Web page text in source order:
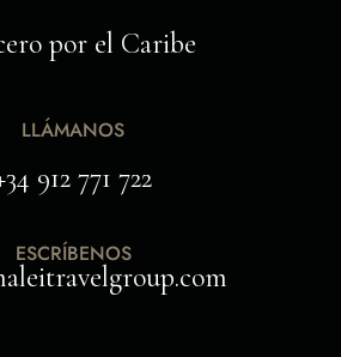
por el Caribe
LLÁMANOS
912 771 722
ESCRÍBENOS